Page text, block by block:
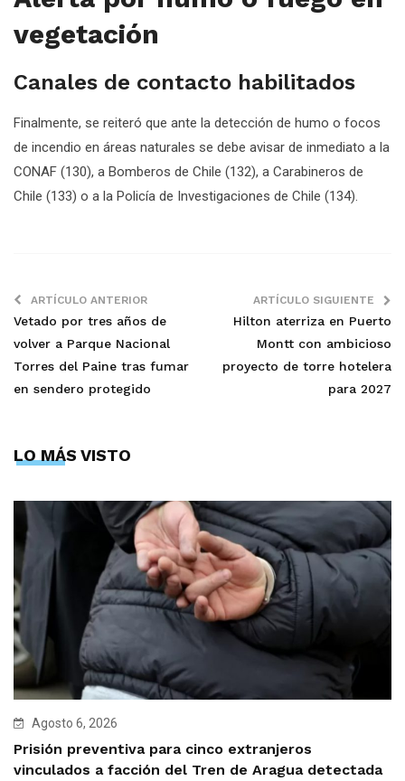
vegetación
Canales de contacto habilitados
Finalmente, se reiteró que ante la detección de humo o focos
de incendio en áreas naturales se debe avisar de inmediato a la
CONAF (130), a Bomberos de Chile (132), a Carabineros de
Chile (133) o a la Policía de Investigaciones de Chile (134).
ARTÍCULO ANTERIOR
Vetado por tres años de
volver a Parque Nacional
Torres del Paine tras fumar
en sendero protegido
ARTÍCULO SIGUIENTE
Hilton aterriza en Puerto
Montt con ambicioso
proyecto de torre hotelera
para 2027
LO MÁS VISTO
Agosto 6, 2026
Prisión preventiva para cinco extranjeros
vinculados a facción del Tren de Aragua detectada